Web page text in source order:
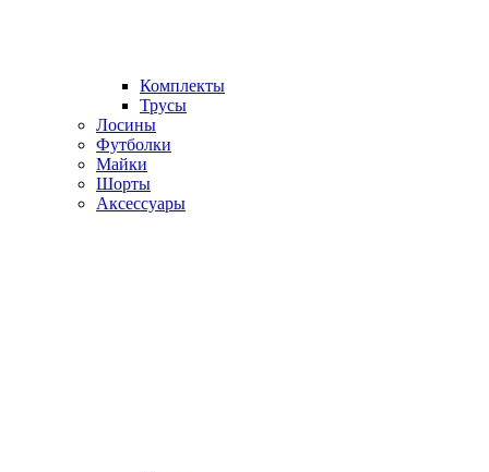
Комплекты
Трусы
Лосины
Футболки
Майки
Шорты
Аксессуары